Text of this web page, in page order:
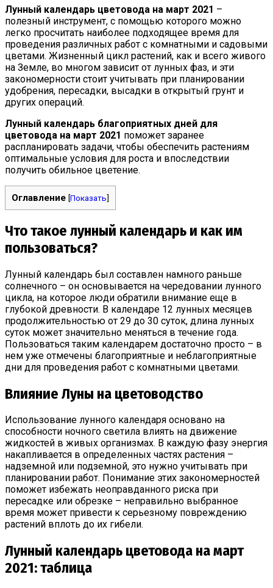
Лунный календарь цветовода на март 2021 –
полезный инструмент, с помощью которого можно
легко просчитать наиболее подходящее время для
проведения различных работ с комнатными и садовыми
цветами. Жизненный цикл растений, как и всего живого
на Земле, во многом зависит от лунных фаз, и эти
закономерности стоит учитывать при планировании
удобрения, пересадки, высадки в открытый грунт и
других операций.
Лунный календарь благоприятных дней для
цветовода на март 2021 поможет заранее
распланировать задачи, чтобы обеспечить растениям
оптимальные условия для роста и впоследствии
получить обильное цветение.
Оглавление [Показать]
Что такое лунный календарь и как им
пользоваться?
Лунный календарь был составлен намного раньше
солнечного – он основывается на чередовании лунного
цикла, на которое люди обратили внимание еще в
глубокой древности. В календаре 12 лунных месяцев
продолжительностью от 29 до 30 суток, длина лунных
суток может значительно меняться в течение года.
Пользоваться таким календарем достаточно просто – в
нем уже отмечены благоприятные и неблагоприятные
дни для проведения работ с комнатными цветами.
Влияние Луны на цветоводство
Использование лунного календаря основано на
способности ночного светила влиять на движение
жидкостей в живых организмах. В каждую фазу энергия
накапливается в определенных частях растения –
надземной или подземной, это нужно учитывать при
планировании работ. Понимание этих закономерностей
поможет избежать неоправданного риска при
пересадке или обрезке – неправильно выбранное
время может привести к серьезному повреждению
растений вплоть до их гибели.
Лунный календарь цветовода на март
2021: таблица